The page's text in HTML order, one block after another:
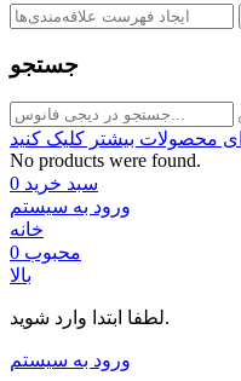
جستجو
No products were found.
سبد خرید 0
ورود به سیستم
خانه
محبوب 0
بالا
لطفا ابتدا وارد شوید.
ورود به سیستم